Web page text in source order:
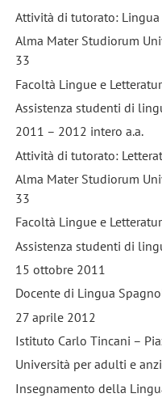
Attività di tutorato:
Alma Mater Studiorum
33
Facoltà Lingue e
Assistenza studenti di
2011 – 2012 intero a.a.
Attività di tutorato:
Alma Mater Studiorum
33
Facoltà Lingue e
Assistenza studenti di
15 ottobre 2011
Docente di Lingua
27 aprile 2012
Istituto Carlo Tincani –
Università per adulti e
Insegnamento della